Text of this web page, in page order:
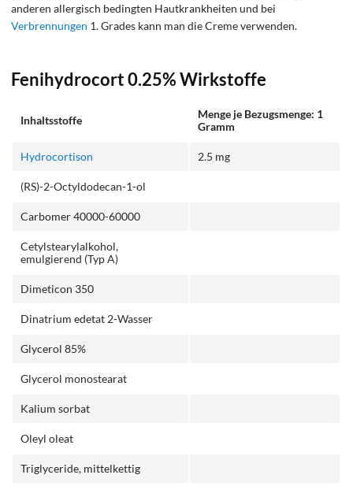
anderen allergisch bedingten Hautkrankheiten und bei
Verbrennungen 1. Grades kann man die Creme verwenden.
Fenihydrocort 0.25% Wirkstoffe
Inhaltsstoffe
Menge je Bezugsmenge: 1
Gramm
Hydrocortison 2.5 mg
(RS)-2-Octyldodecan-1-ol
Carbomer 40000-60000
Cetylstearylalkohol,
emulgierend (Typ A)
Dimeticon 350
Dinatrium edetat 2-Wasser
Glycerol 85%
Glycerol monostearat
Kalium sorbat
Oleyl oleat
Triglyceride, mittelkettig